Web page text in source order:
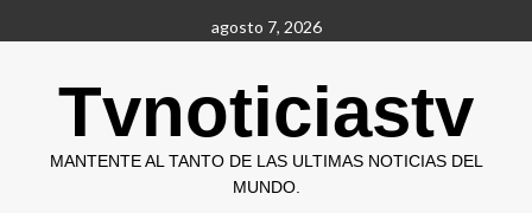
al
agosto 7, 2026
Tvnoticiastv
MANTENTE AL TANTO DE LAS ULTIMAS NOTICIAS DEL
MUNDO.